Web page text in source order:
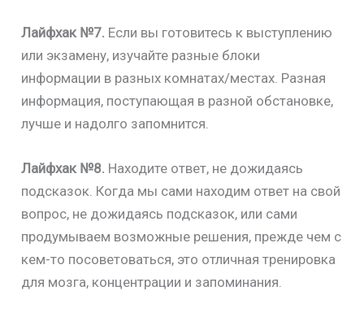
Лайфхак №7. Если вы готовитесь к выступлению
или экзамену, изучайте разные блоки
информации в разных комнатах/местах. Разная
информация, поступающая в разной обстановке,
лучше и надолго запомнится.
Лайфхак №8. Находите ответ, не дожидаясь
подсказок. Когда мы сами находим ответ на свой
вопрос, не дожидаясь подсказок, или сами
продумываем возможные решения, прежде чем с
кем-то посоветоваться, это отличная тренировка
для мозга, концентрации и запоминания.